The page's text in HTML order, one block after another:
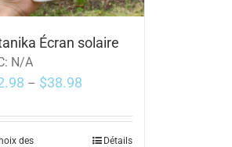
Écran solaire
N/A
– $38.98
des
Détails